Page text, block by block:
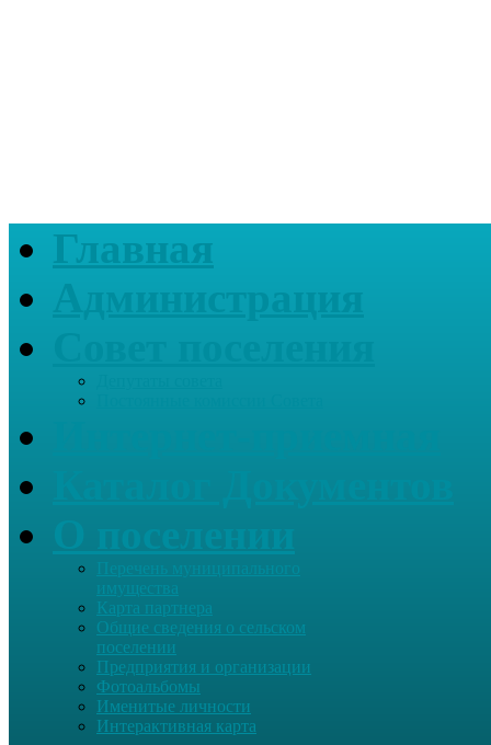
Главная
Перечень муниципального
имущества
Карта партнера
Общие сведения о сельском
поселении
Предприятия и организации
Фотоальбомы
Именитые личности
Интерактивная карта